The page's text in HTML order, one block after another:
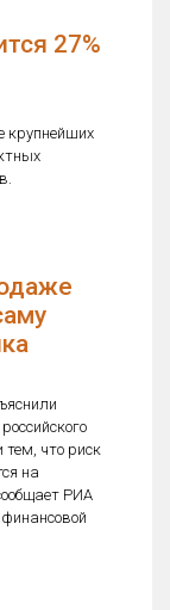
27%
крупнейших
тем, что риск
на
РИА